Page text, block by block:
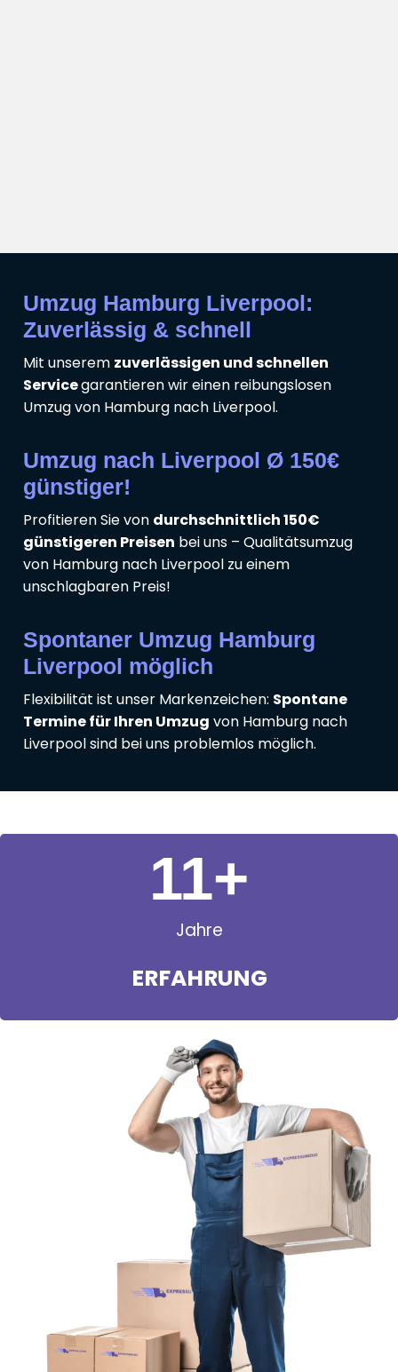
Umzug Hamburg Liverpool:
Zuverlässig & schnell
Mit unserem zuverlässigen und schnellen
Servicegarantieren wir einen reibungslosen
Umzug von Hamburg nach Liverpool.
Umzug nach Liverpool Ø 150€
günstiger!
Profitieren Sie von durchschnittlich 150€
günstigeren Preisen bei uns – Qualitätsumzug
von Hamburg nach Liverpool zu einem
unschlagbaren Preis!
Spontaner Umzug Hamburg
Liverpool möglich
Flexibilität ist unser Markenzeichen: Spontane
Termine für Ihren Umzug von Hamburg nach
Liverpool sind bei uns problemlos möglich.
Jahre
ERFAHRUNG
11+